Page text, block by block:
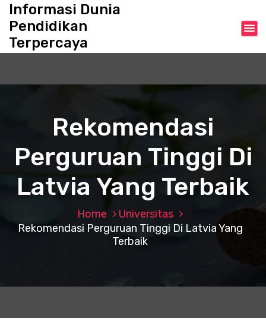
c
Informasi Dunia
Pendidikan
Terpercaya
Rekomendasi
Perguruan Tinggi Di
Latvia Yang Terbaik
Home
Universitas
Rekomendasi Perguruan Tinggi Di Latvia Yang
Terbaik